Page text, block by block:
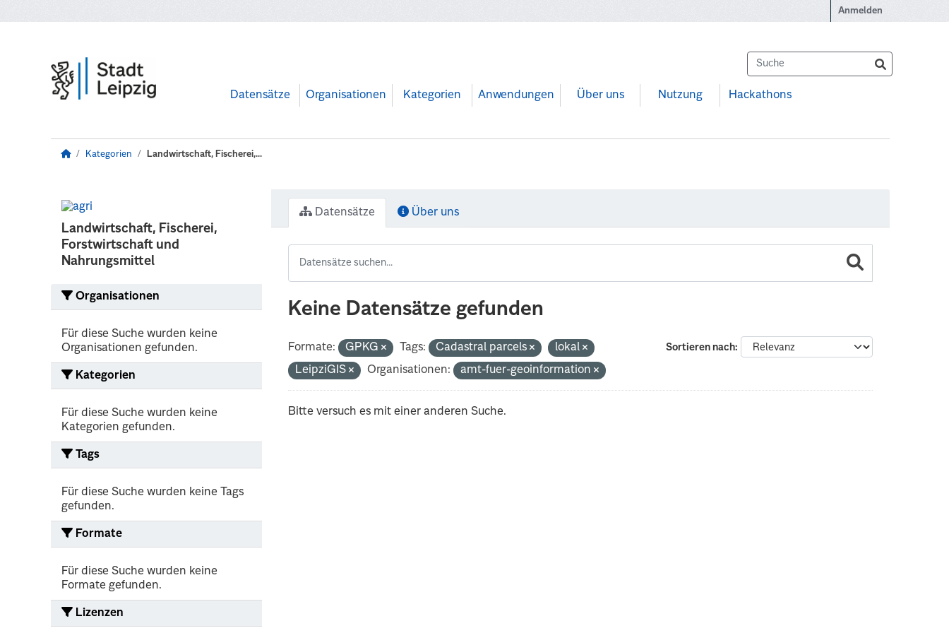
Anmelden
Datensätze Organisationen Kategorien Anwendungen Über uns Nutzung Hackathons
Kategorien Landwirtschaft, Fischerei,...
Landwirtschaft, Fischerei,
Forstwirtschaft und
Nahrungsmittel
Organisationen
Für diese Suche wurden keine
Organisationen gefunden.
Kategorien
Für diese Suche wurden keine
Kategorien gefunden.
Tags
Für diese Suche wurden keine Tags
gefunden.
Formate
Für diese Suche wurden keine
Formate gefunden.
Lizenzen
Datensätze Über uns
Keine Datensätze gefunden
Sortieren nach
Formate: GPKG Tags: Cadastral parcels
lokal
LeipziGIS
Organisationen: amt-fuer-geoinformation
Bitte versuch es mit einer anderen Suche.